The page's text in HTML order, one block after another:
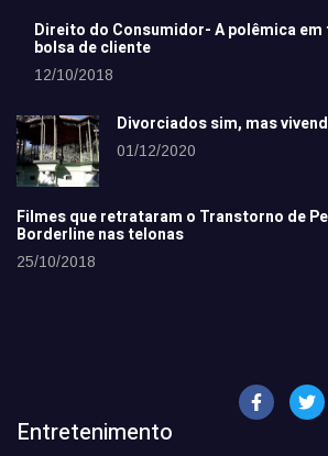
Direito do Consumidor- A polêmica
bolsa de cliente
12/10/2018
Divorciados sim, mas
01/12/2020
Filmes que retrataram o Transtorno de
Borderline nas telonas
25/10/2018
Entretenimento